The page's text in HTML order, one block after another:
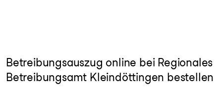
Betreibungsauszug online bei Regionales
Betreibungsamt Kleindöttingen bestellen